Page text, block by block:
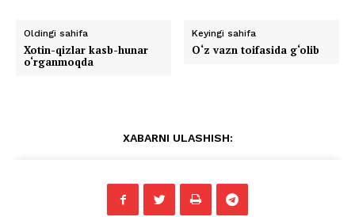
Oldingi sahifa
Xotin-qizlar kasb-hunar
o‘rganmoqda
Keyingi sahifa
O‘z vazn toifasida g‘olib
XABARNI ULASHISH: